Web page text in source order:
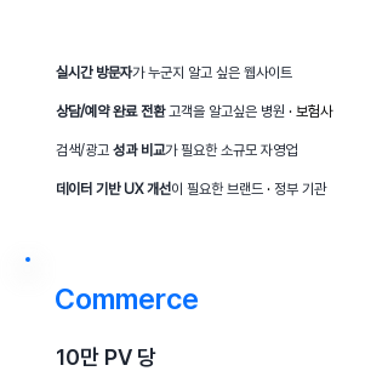
실시간 방문자가 누군지 알고 싶은 웹사이트
상담/예약 완료 전환고객을 알고싶은 병원 · 보험사
검색/광고 성과 비교가 필요한 소규모 자영업
데이터 기반 UX 개선이 필요한 브랜드 · 정부 기관
Commerce
10만 PV 당